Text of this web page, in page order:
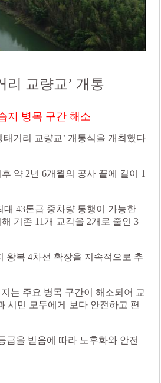
리 교량교’ 개통
지 병목 구간 해소
거리 교량교’ 개통식을 개최했다
약 2년 6개월의 공사 끝에 길이 1
43톤급 중차량 통행이 가능한
기존 11개 교각을 2개로 줄인 3
왕복 4차선 확장을 지속적으로 추
는 주요 병목 구간이 해소되어 교
시민 모두에게 보다 안전하고 편
급을 받음에 따라 노후화와 안전